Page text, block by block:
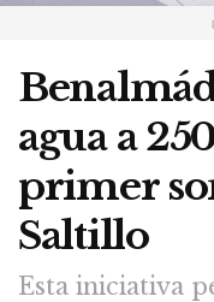
agua a
primer
Saltillo
Esta iniciativa